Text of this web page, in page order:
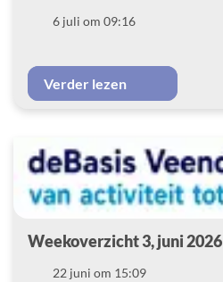
Datum6 juli om 09:16
Verder lezen
Weekoverzicht 3, juni 2026
Datum22 juni om 15:09